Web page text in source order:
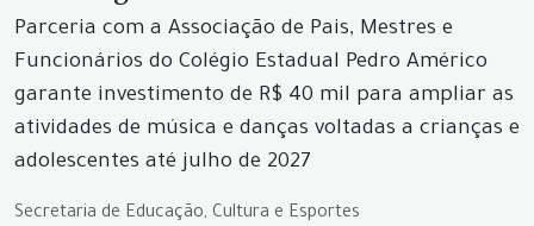
Parceria com a Associação de Pais, Mestres e
Funcionários do Colégio Estadual Pedro Américo
garante investimento de R$ 40 mil para ampliar as
atividades de música e danças voltadas a crianças e
adolescentes até julho de 2027
Secretaria de Educação, Cultura e Esportes